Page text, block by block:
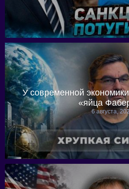
У современной
«яйца
6 августа,